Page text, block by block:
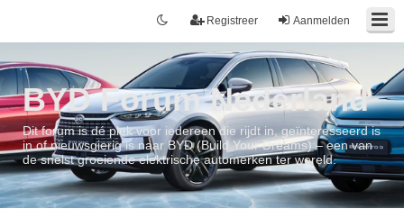
Aanmelden
Registreer
BYD Forum Nederland
Dit forum is dé plek voor iedereen die rijdt in, geïnteresseerd is
in of nieuwsgierig is naar BYD (Build Your Dreams) – een van
de snelst groeiende elektrische automerken ter wereld.